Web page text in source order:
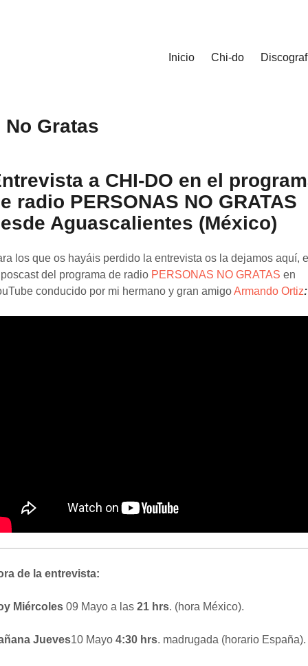
Inicio Chi-do
Gratas
a CHI-DO en el
radio PERSONAS NO GRATAS
Aguascalientes (México)
los que os hayáis perdido la entrevista os la dejamos aquí,
del programa de radio PERSONAS NO GRATAS en
conducido por mi hermano y gran amigoArmando Ortiz:
de la entrevista:
Miércoles 09 Mayo a las 21 hrs. (hora México).
Jueves10 Mayo 4:30 hrs. madrugada (horario España).